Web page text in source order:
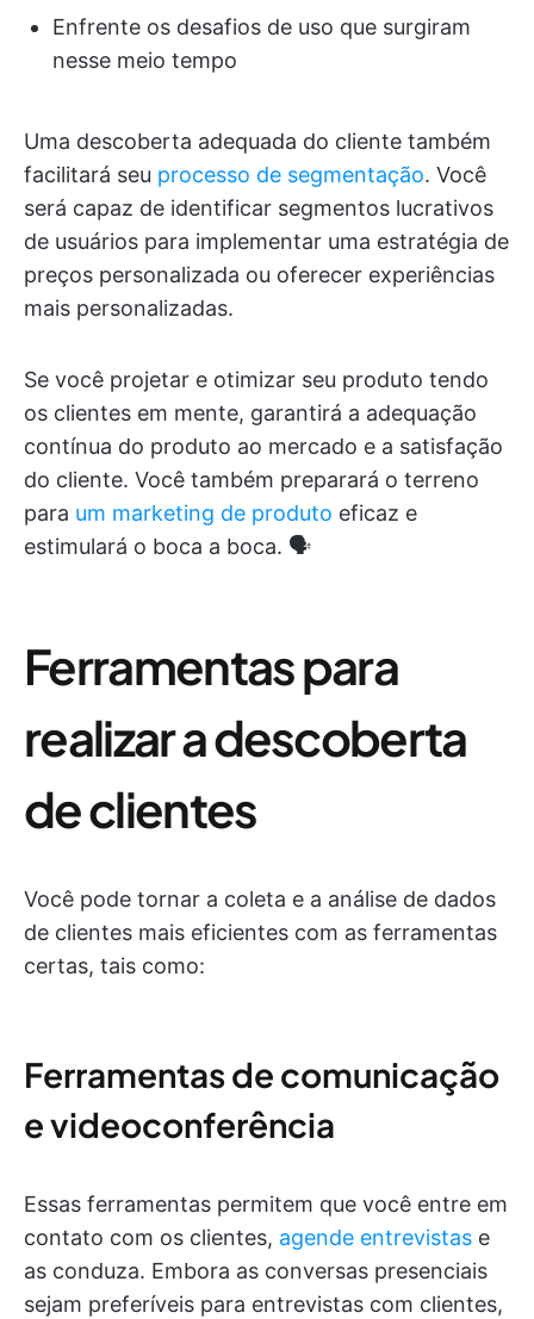
Enfrente os desafios de uso que surgiram
nesse meio tempo
Uma descoberta adequada do cliente também
facilitará seu processo de segmentação. Você
será capaz de identificar segmentos lucrativos
de usuários para implementar uma estratégia de
preços personalizada ou oferecer experiências
mais personalizadas.
Se você projetar e otimizar seu produto tendo
os clientes em mente, garantirá a adequação
contínua do produto ao mercado e a satisfação
do cliente. Você também preparará o terreno
para um marketing de produto eficaz e
estimulará o boca a boca. 🗣️
Ferramentas para
realizar a descoberta
de clientes
Você pode tornar a coleta e a análise de dados
de clientes mais eficientes com as ferramentas
certas, tais como:
Ferramentas de comunicação
e videoconferência
Essas ferramentas permitem que você entre em
contato com os clientes, agende entrevistas e
as conduza. Embora as conversas presenciais
sejam preferíveis para entrevistas com clientes,